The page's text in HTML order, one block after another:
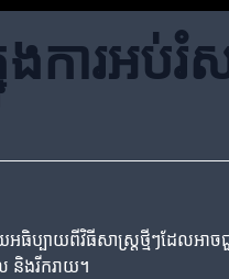
ងការអប់
ប្បាយពីវិធីសាស្ត្រថ្មីៗដែលអា
ល និងរីករាយ។